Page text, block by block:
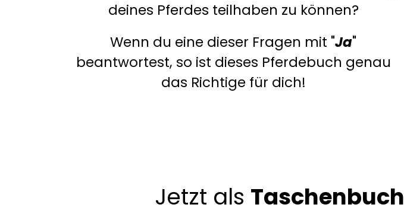
deines Pferdes teilhaben zu können?
Wenn du eine dieser Fragen mit "Ja"
beantwortest, so ist dieses Pferdebuch genau
das Richtige für dich!
Jetzt als Taschenbuch